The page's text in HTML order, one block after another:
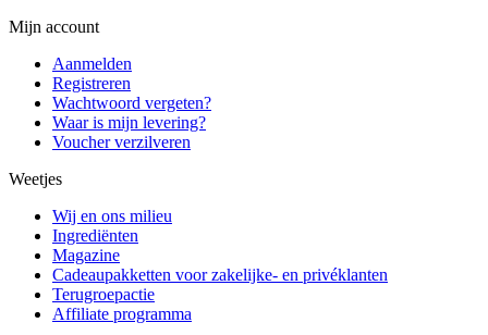
Mijn account
Aanmelden
Registreren
Wachtwoord vergeten?
Waar is mijn levering?
Voucher verzilveren
Weetjes
Wij en ons milieu
Ingrediënten
Magazine
Cadeaupakketten voor zakelijke- en privéklanten
Terugroepactie
Affiliate programma